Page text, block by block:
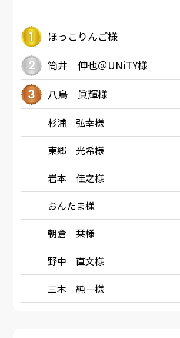
ほっこりんご様
筒井 伸也＠UNiTY様
八鳥 眞輝様
杉浦 弘幸様
東郷 光希様
岩本 佳之様
おんたま様
朝倉 栞様
野中 直文様
三木 純一様